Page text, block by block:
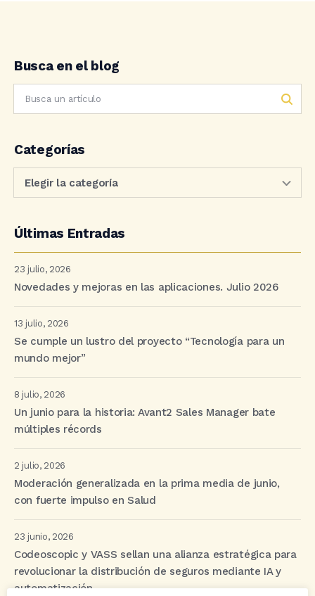
Busca en el blog
Categorías
Últimas Entradas
23 julio, 2026
Novedades y mejoras en las aplicaciones. Julio 2026
13 julio, 2026
Se cumple un lustro del proyecto “Tecnología para un
mundo mejor”
8 julio, 2026
Un junio para la historia: Avant2 Sales Manager bate
múltiples récords
2 julio, 2026
Moderación generalizada en la prima media de junio,
con fuerte impulso en Salud
23 junio, 2026
Codeoscopic y VASS sellan una alianza estratégica para
revolucionar la distribución de seguros mediante IA y
automatización